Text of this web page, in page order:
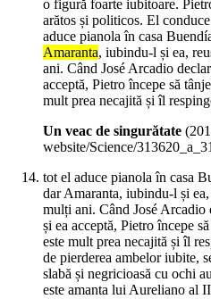
o figură foarte iubitoare.
arătos și politicos. El
aduce pianola în casa
Amaranta, iubindu-l și ea,
ani. Când José Arcadio
acceptă, Pietro începe să
mult prea necajită și îl
Un veac de singurătate (
website/Science/
tot el aduce pianola în casa
dar Amaranta, iubindu-l și ea,
mulți ani. Când José Arcadio
și ea acceptă, Pietro începe
este mult prea necajită și îl
de pierderea ambelor iubite,
slabă și negricioasă cu ochi
este amanta lui Aureliano al